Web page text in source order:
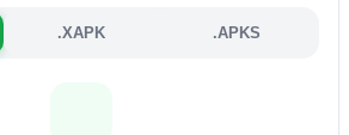
.XAPK .APKS